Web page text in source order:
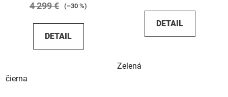
4 299 € (–30 %)
DETAIL
čierna
DETAIL
Zelená